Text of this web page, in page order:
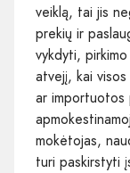
veiklą, tai jis
prekių ir
vykdyti,
atvejį, kai
ar importuotos
mokėtojas,
turi paskirstyti